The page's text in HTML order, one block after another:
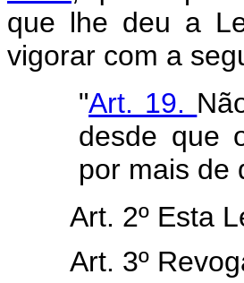
que lhe deu a
vigorar com a
"Art. 19.
desde que
por mais de
Art. 2º Esta
Art. 3º